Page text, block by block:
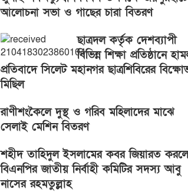
আলোচনা সভা ও গাছের চারা বিতরণ
ছাত্রদল কর্তৃক দেশব্যাপী
বিভিন্ন শিক্ষা প্রতিষ্ঠানে
প্রতিবাদে সিলেট মহানগর ছাত্রশিবিরের
মিছিল
রাণীশংকৈলে দুস্থ ও গরিব মহিলাদের মাঝে
সেলাই মেশিন বিতরণ
শহীদ তাহিদুল ইসলামের কবর জিয়ারত
বিএনপির জাতীয় নির্বাহী কমিটির সদস্য আবু
নাসের রহমতুল্লাহ